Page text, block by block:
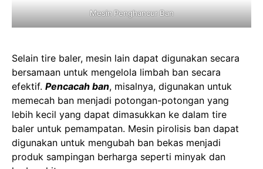
Mesin Penghancur Ban
Selain tire baler, mesin lain dapat digunakan secara
bersamaan untuk mengelola limbah ban secara
efektif. Pencacah ban, misalnya, digunakan untuk
memecah ban menjadi potongan-potongan yang
lebih kecil yang dapat dimasukkan ke dalam tire
baler untuk pemampatan. Mesin pirolisis ban dapat
digunakan untuk mengubah ban bekas menjadi
produk sampingan berharga seperti minyak dan